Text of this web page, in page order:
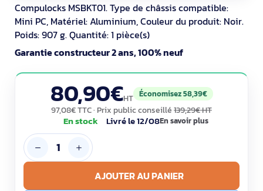
Compulocks MSBKT01. Type de châssis compatible:
Mini PC, Matériel: Aluminium, Couleur du produit: Noir.
Poids: 907 g. Quantité: 1 pièce(s)
Garantie constructeur 2 ans, 100% neuf
80,90€HT Économisez 58,39€
97,08€ TTC· Prix public conseillé 139,29€ HT
En stock Livré le 12/08En savoir plus
AJOUTER AU PANIER